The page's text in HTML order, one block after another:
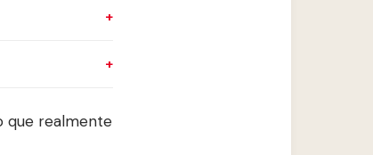
que realmente